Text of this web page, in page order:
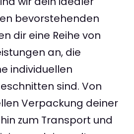
bevorstehenden
dir eine Reihe von
an, die
individuellen
sind. Von
Verpackung deiner
zum Transport und